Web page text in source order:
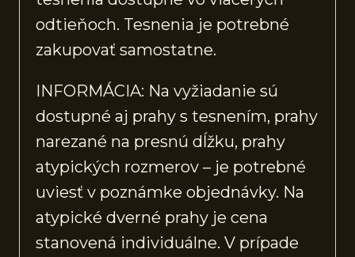
odtieňoch. Tesnenia je potrebné
zakupovať samostatne.
INFORMÁCIA: Na vyžiadanie sú
dostupné aj prahy s tesnením, prahy
narezané na presnú dĺžku, prahy
atypických rozmerov – je potrebné
uviesť v poznámke objednávky. Na
atypické dverné prahy je cena
stanovená individuálne. V prípade